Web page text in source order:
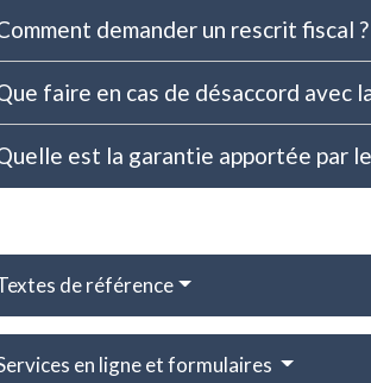
demander un rescrit fiscal ?
faire en cas de désaccord avec
est la garantie apportée par
de référence
en ligne et formulaires